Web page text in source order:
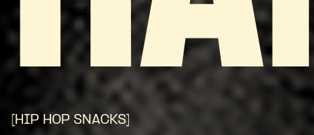
[HIP HOP SNACKS]